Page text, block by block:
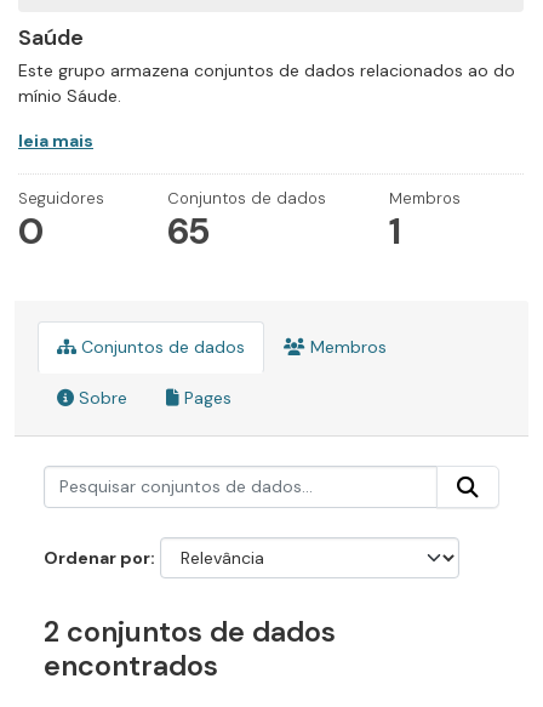
Saúde
Este grupo armazena conjuntos de dados relacionados ao do
mínio Sáude.
leia mais
Seguidores
0
Conjuntos de dados
65
Membros
1
Conjuntos de dados Membros
Sobre Pages
Ordenar por
2 conjuntos de dados
encontrados